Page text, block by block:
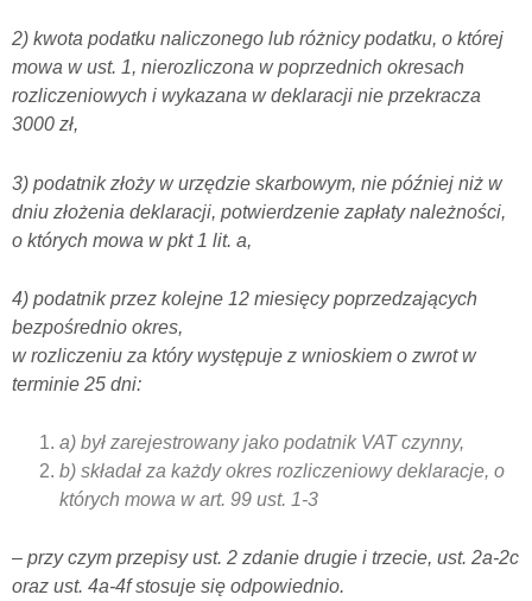
2) kwota podatku naliczonego lub różnicy podatku, o której
mowa w ust. 1, nierozliczona w poprzednich okresach
rozliczeniowych i wykazana w deklaracji nie przekracza
3000 zł,
3) podatnik złoży w urzędzie skarbowym, nie później niż w
dniu złożenia deklaracji, potwierdzenie zapłaty należności,
o których mowa w pkt 1 lit. a,
4) podatnik przez kolejne 12 miesięcy poprzedzających
bezpośrednio okres,
w rozliczeniu za który występuje z wnioskiem o zwrot w
terminie 25 dni:
a) był zarejestrowany jako podatnik VAT czynny,
b) składał za każdy okres rozliczeniowy deklaracje, o
których mowa w art. 99 ust. 1-3
– przy czym przepisy ust. 2 zdanie drugie i trzecie, ust. 2a-2c
oraz ust. 4a-4f stosuje się odpowiednio.